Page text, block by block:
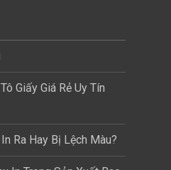
Giấy Giá Rẻ Uy Tín
Ra Hay Bị Lệch Màu?